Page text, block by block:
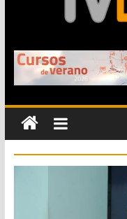
Campo con la
El XII Festival de Jazz
figuras nacionales e
Torrecremada
Los Moros y Cristianos
dan inicio a las fiestas